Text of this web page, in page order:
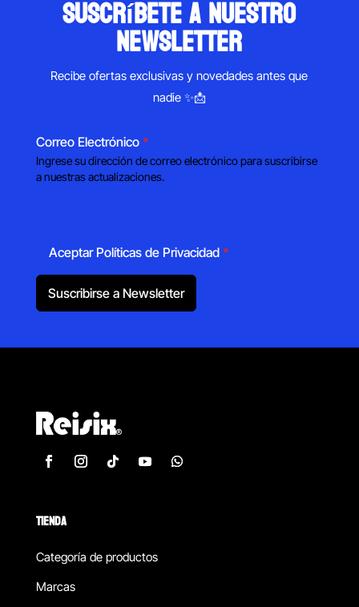
suscríbete a nuestro
newsletter
Recibe ofertas exclusivas y novedades antes que
nadie ✨📩
Correo Electrónico *
Ingrese su dirección de correo electrónico para suscribirse
a nuestras actualizaciones.
Aceptar Políticas de Privacidad *
Suscribirse a Newsletter
TIENDA
Categoría de productos
Marcas